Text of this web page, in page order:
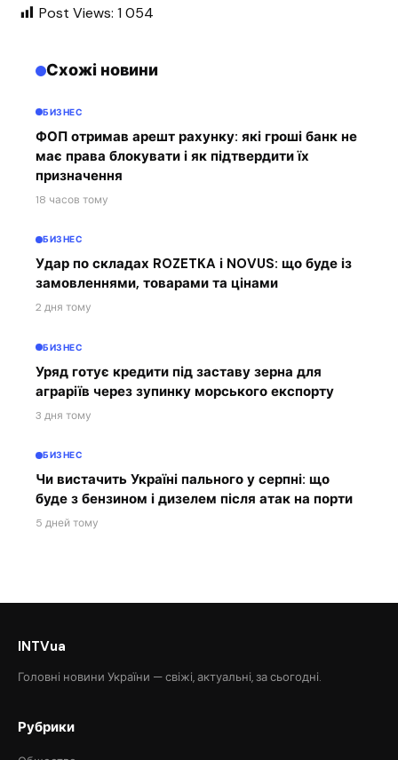
Post Views: 1 054
Схожі новини
БИЗНЕС
ФОП отримав арешт рахунку: які гроші банк не
має права блокувати і як підтвердити їх
призначення
18 часов тому
БИЗНЕС
Удар по складах ROZETKA і NOVUS: що буде із
замовленнями, товарами та цінами
2 дня тому
БИЗНЕС
Уряд готує кредити під заставу зерна для
аграріїв через зупинку морського експорту
3 дня тому
БИЗНЕС
Чи вистачить Україні пального у серпні: що
буде з бензином і дизелем після атак на порти
5 дней тому
INTVua
Головні новини України — свіжі, актуальні, за сьогодні.
Рубрики